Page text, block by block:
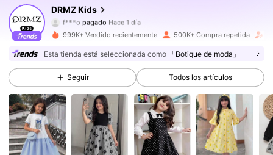
DRMZ Kids
4,85
180K Seguidores
f***o pagado
a***8 seguido haceHace 4 horas
4,85 180K Seguidores
4,85 180K Seguidores
999K+ Vendido recientemente 500K+ Compra repetida
Esta tienda está seleccionada como 「Botique de moda」
Seguir Todos los artículos